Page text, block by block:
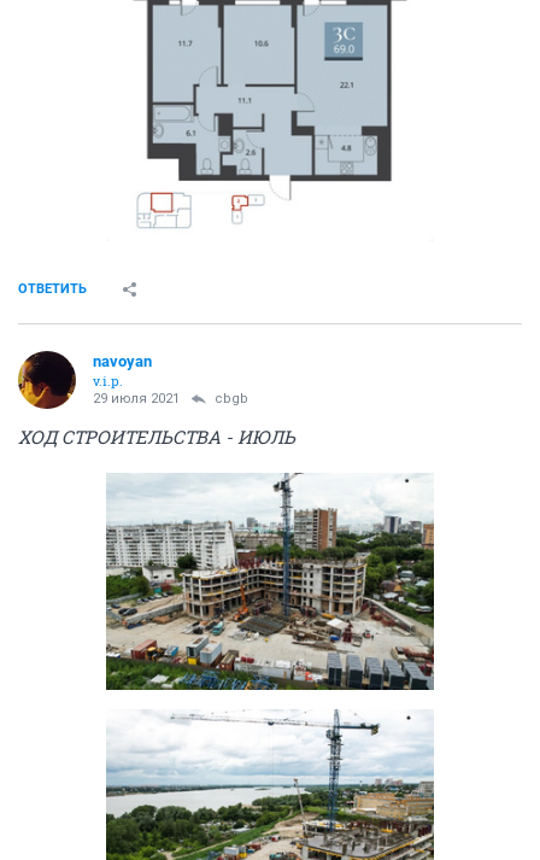
ОТВЕТИТЬ
navoyan
v.i.p.
29 июля 2021 cbgb
ХОД СТРОИТЕЛЬСТВА - ИЮЛЬ